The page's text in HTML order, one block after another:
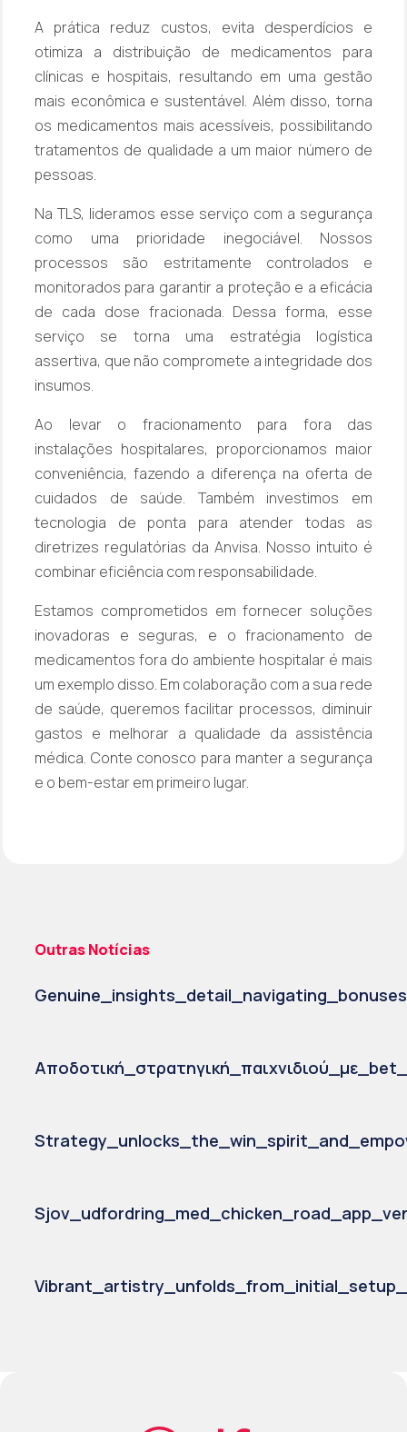
A prática reduz custos, evita desperdícios e
otimiza a distribuição de medicamentos para
clínicas e hospitais, resultando em uma gestão
mais econômica e sustentável. Além disso, torna
os medicamentos mais acessíveis, possibilitando
tratamentos de qualidade a um maior número de
pessoas.
Na TLS, lideramos esse serviço com a segurança
como uma prioridade inegociável. Nossos
processos são estritamente controlados e
monitorados para garantir a proteção e a eficácia
de cada dose fracionada. Dessa forma, esse
serviço se torna uma estratégia logística
assertiva, que não compromete a integridade dos
insumos.
Ao levar o fracionamento para fora das
instalações hospitalares, proporcionamos maior
conveniência, fazendo a diferença na oferta de
cuidados de saúde. Também investimos em
tecnologia de ponta para atender todas as
diretrizes regulatórias da Anvisa. Nosso intuito é
combinar eficiência com responsabilidade.
Estamos comprometidos em fornecer soluções
inovadoras e seguras, e o fracionamento de
medicamentos fora do ambiente hospitalar é mais
um exemplo disso. Em colaboração com a sua rede
de saúde, queremos facilitar processos, diminuir
gastos e melhorar a qualidade da assistência
médica. Conte conosco para manter a segurança
e o bem-estar em primeiro lugar.
Outras Notícias